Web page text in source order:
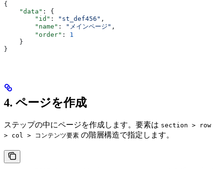
{
    "data"
: {
        "id"
: "st_def456" ,
        "name"
: "メインページ" ,
        "order"
: 1
    }
}
4. ページを作成
ステップの中にページを作成します。要素は section > row
> col > コンテンツ要素 の階層構造で指定します。